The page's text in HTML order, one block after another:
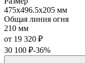
475x496.5x205 мм
Общая линия огня
210 мм
от 19 320 ₽
30 100 ₽-36%